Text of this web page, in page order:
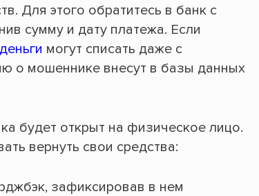
Для этого обратитесь в банк с
сумму и дату платежа. Если
деньги могут списать даже с
о мошеннике внесут в базы данных
будет открыт на физическое лицо.
вернуть свои средства:
зафиксировав в нем